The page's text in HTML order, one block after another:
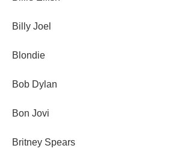
Billy Joel
Blondie
Bob Dylan
Bon Jovi
Britney Spears